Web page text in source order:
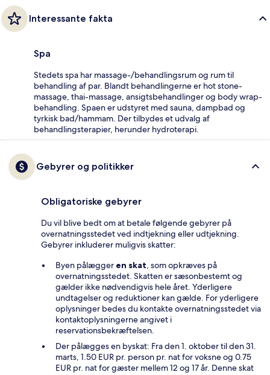
Interessante fakta
Spa
Stedets spa har massage-/behandlingsrum og rum til
behandling af par. Blandt behandlingerne er hot stone-
massage, thai-massage, ansigtsbehandlinger og body wrap-
behandling. Spaen er udstyret med sauna, dampbad og
tyrkisk bad/hammam. Der tilbydes et udvalg af
behandlingsterapier, herunder hydroterapi.
Gebyrer og politikker
Obligatoriske gebyrer
Du vil blive bedt om at betale følgende gebyrer på
overnatningsstedet ved indtjekning eller udtjekning.
Gebyrer inkluderer muligvis skatter:
Byen pålægger en skat, som opkræves på
overnatningsstedet. Skatten er sæsonbestemt og
gælder ikke nødvendigvis hele året. Yderligere
undtagelser og reduktioner kan gælde. For yderligere
oplysninger bedes du kontakte overnatningsstedet via
kontaktoplysningerne angivet i
reservationsbekræftelsen.
Der pålægges en byskat: Fra den 1. oktober til den 31.
marts, 1.50 EUR pr. person pr. nat for voksne og 0.75
EUR pr. nat for gæster mellem 12 og 17 år. Denne skat